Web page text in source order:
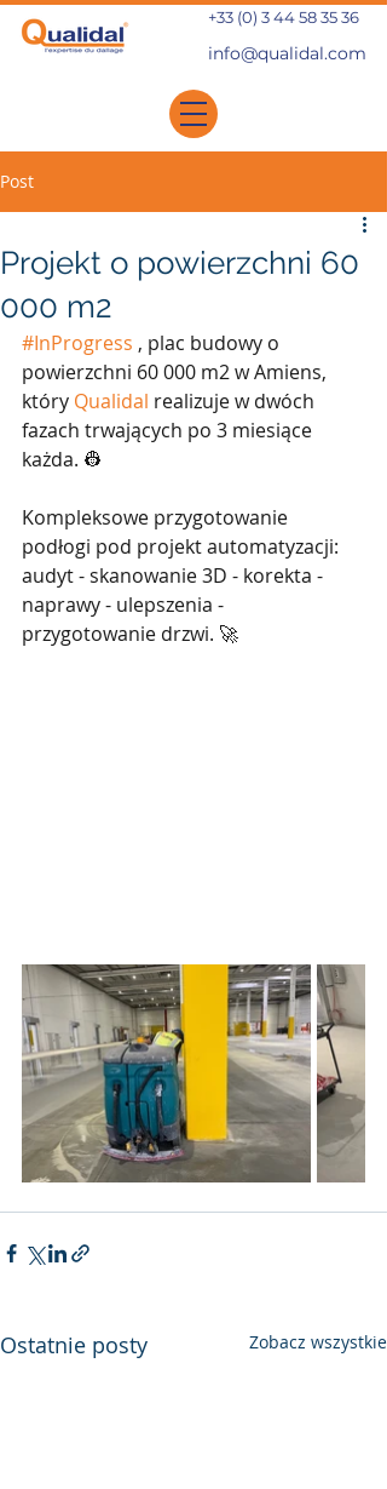
+33 (0) 3 44 58 35 36
info@qualidal.com
Post
Projekt o powierzchni 60
000 m2
#InProgress , plac budowy o
powierzchni 60 000 m2 w Amiens,
który Qualidal realizuje w dwóch
fazach trwających po 3 miesiące
każda. 👷
Kompleksowe przygotowanie
podłogi pod projekt automatyzacji:
audyt - skanowanie 3D - korekta -
naprawy - ulepszenia -
przygotowanie drzwi. 🚀
Ostatnie posty Zobacz wszystkie